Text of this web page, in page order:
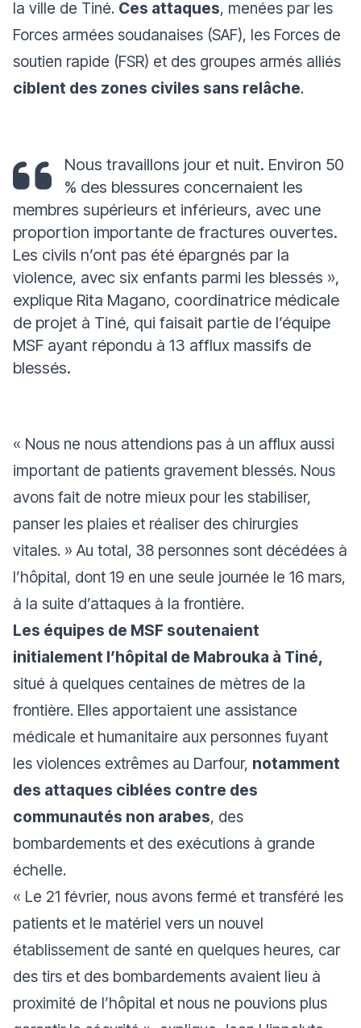
la ville de Tiné. Ces attaques, menées par les
Forces armées soudanaises (SAF), les Forces de
soutien rapide (FSR) et des groupes armés alliés
ciblent des zones civiles sans relâche.
Nous travaillons jour et nuit. Environ 50
% des blessures concernaient les
membres supérieurs et inférieurs, avec une
proportion importante de fractures ouvertes.
Les civils n’ont pas été épargnés par la
violence, avec six enfants parmi les blessés »,
explique Rita Magano, coordinatrice médicale
de projet à Tiné, qui faisait partie de l’équipe
MSF ayant répondu à 13 afflux massifs de
blessés.
« Nous ne nous attendions pas à un afflux aussi
important de patients gravement blessés. Nous
avons fait de notre mieux pour les stabiliser,
panser les plaies et réaliser des chirurgies
vitales. » Au total, 38 personnes sont décédées à
l’hôpital, dont 19 en une seule journée le 16 mars,
à la suite d’attaques à la frontière.
Les équipes de MSF soutenaient
initialement l’hôpital de Mabrouka à Tiné,
situé à quelques centaines de mètres de la
frontière. Elles apportaient une assistance
médicale et humanitaire aux personnes fuyant
les violences extrêmes au Darfour, notamment
des attaques ciblées contre des
communautés non arabes, des
bombardements et des exécutions à grande
échelle.
« Le 21 février, nous avons fermé et transféré les
patients et le matériel vers un nouvel
établissement de santé en quelques heures, car
des tirs et des bombardements avaient lieu à
proximité de l’hôpital et nous ne pouvions plus